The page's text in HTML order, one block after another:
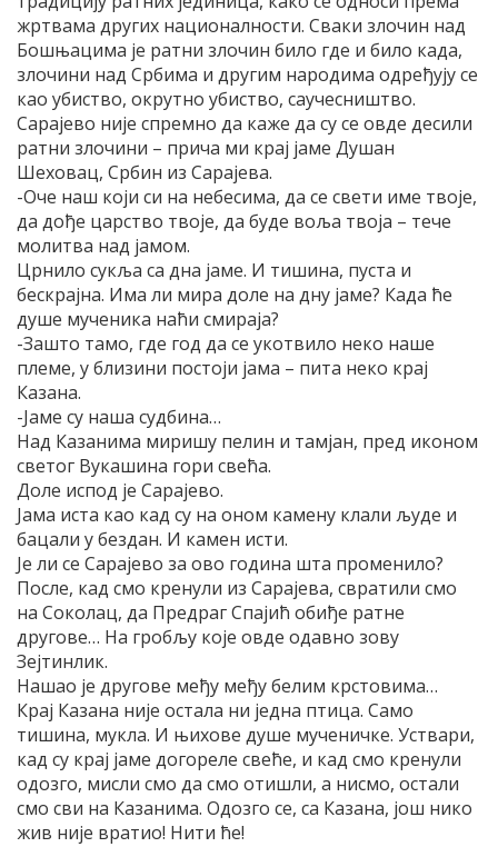
жртвама других националности. Сваки злочин над
Бошњацима је ратни злочин било где и било када,
злочини над Србима и другим народима одређују се
као убиство, окрутно убиство, саучесништво.
Сарајево није спремно да каже да су се овде десили
ратни злочини – прича ми крај јаме Душан
Шеховац, Србин из Сарајева.
-Оче наш који си на небесима, да се свети име твоје,
да дође царство твоје, да буде воља твоја – тече
молитва над јамом.
Црнило сукља са дна јаме. И тишина, пуста и
бескрајна. Има ли мира доле на дну јаме? Када ће
душе мученика наћи смираја?
-Зашто тамо, где год да се укотвило неко наше
племе, у близини постоји јама – пита неко крај
Казана.
-Јаме су наша судбина…
Над Казанима миришу пелин и тамјан, пред иконом
светог Вукашина гори свећа.
Доле испод је Сарајево.
Јама иста као кад су на оном камену клали људе и
бацали у бездан. И камен исти.
Је ли се Сарајево за ово година шта променило?
После, кад смо кренули из Сарајева, свратили смо
на Соколац, да Предраг Спајић обиђе ратне
другове… На гробљу које овде одавно зову
Зејтинлик.
Нашао је другове међу међу белим крстовима…
Крај Казана није остала ни једна птица. Само
тишина, мукла. И њихове душе мученичке. Уствари,
кад су крај јаме догореле свеће, и кад смо кренули
одозго, мисли смо да смо отишли, а нисмо, остали
смо сви на Казанима. Одозго се, са Казана, још нико
жив није вратио! Нити ће!